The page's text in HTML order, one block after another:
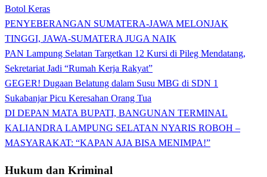
Botol Keras
PENYEBERANGAN SUMATERA-JAWA MELONJAK
TINGGI, JAWA-SUMATERA JUGA NAIK
PAN Lampung Selatan Targetkan 12 Kursi di Pileg Mendatang,
Sekretariat Jadi “Rumah Kerja Rakyat”
GEGER! Dugaan Belatung dalam Susu MBG di SDN 1
Sukabanjar Picu Keresahan Orang Tua
DI DEPAN MATA BUPATI, BANGUNAN TERMINAL
KALIANDRA LAMPUNG SELATAN NYARIS ROBOH –
MASYARAKAT: “KAPAN AJA BISA MENIMPA!”
Hukum dan Kriminal